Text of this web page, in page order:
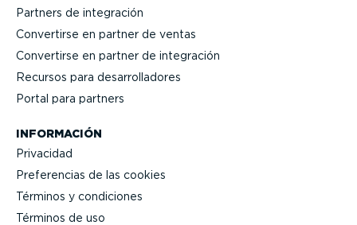
Partners de integración
Convertirse en partner de ventas
Convertirse en partner de integración
Recursos para desarro­lla­dores
Portal para partners
INFORMACIÓN
Privacidad
Prefe­rencias de las cookies
Términos y condiciones
Términos de uso